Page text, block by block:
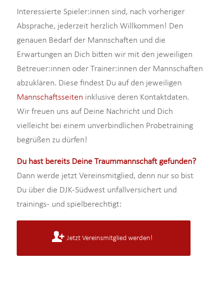
Interessierte Spieler:innen sind, nach vorheriger
Absprache, jederzeit herzlich Willkommen! Den
genauen Bedarf der Mannschaften und die
Erwartungen an Dich bitten wir mit den jeweiligen
Betreuer:innen oder Trainer:innen der Mannschaften
abzuklären. Diese findest Du auf den jeweiligen
Mannschaftsseiten inklusive deren Kontaktdaten.
Wir freuen uns auf Deine Nachricht und Dich
vielleicht bei einem unverbindlichen Probetraining
begrüßen zu dürfen!
Du hast bereits Deine Traummannschaft gefunden?
Dann werde jetzt Vereinsmitglied, denn nur so bist
Du über die DJK-Südwest unfallversichert und
trainings- und spielberechtigt:
Jetzt Vereinsmitglied werden!